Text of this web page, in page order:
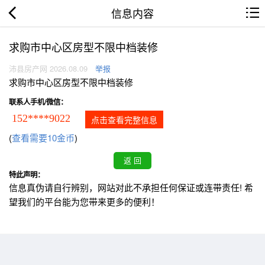
信息内容
求购市中心区房型不限中档装修
沛县房产网 2026.08.09 举报
求购市中心区房型不限中档装修
联系人手机/微信：
152****9022 点击查看完整信息
(查看需要10金币)
特此声明：
信息真伪请自行辨别，网站对此不承担任何保证或连带责任! 希
望我们的平台能为您带来更多的便利！